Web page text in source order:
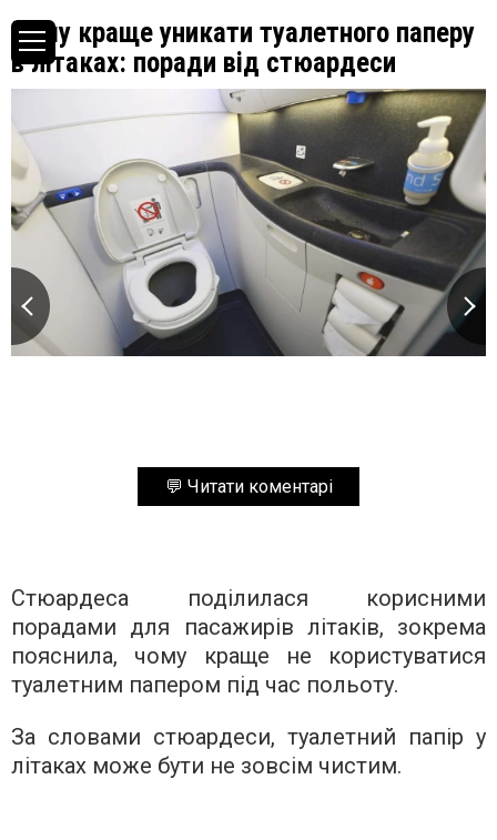
Чому краще уникати туалетного паперу
в літаках: поради від стюардеси
💬 Читати коментарі
Стюардеса поділилася корисними
порадами для пасажирів літаків, зокрема
пояснила, чому краще не користуватися
туалетним папером під час польоту.
За словами стюардеси, туалетний папір у
літаках може бути не зовсім чистим.